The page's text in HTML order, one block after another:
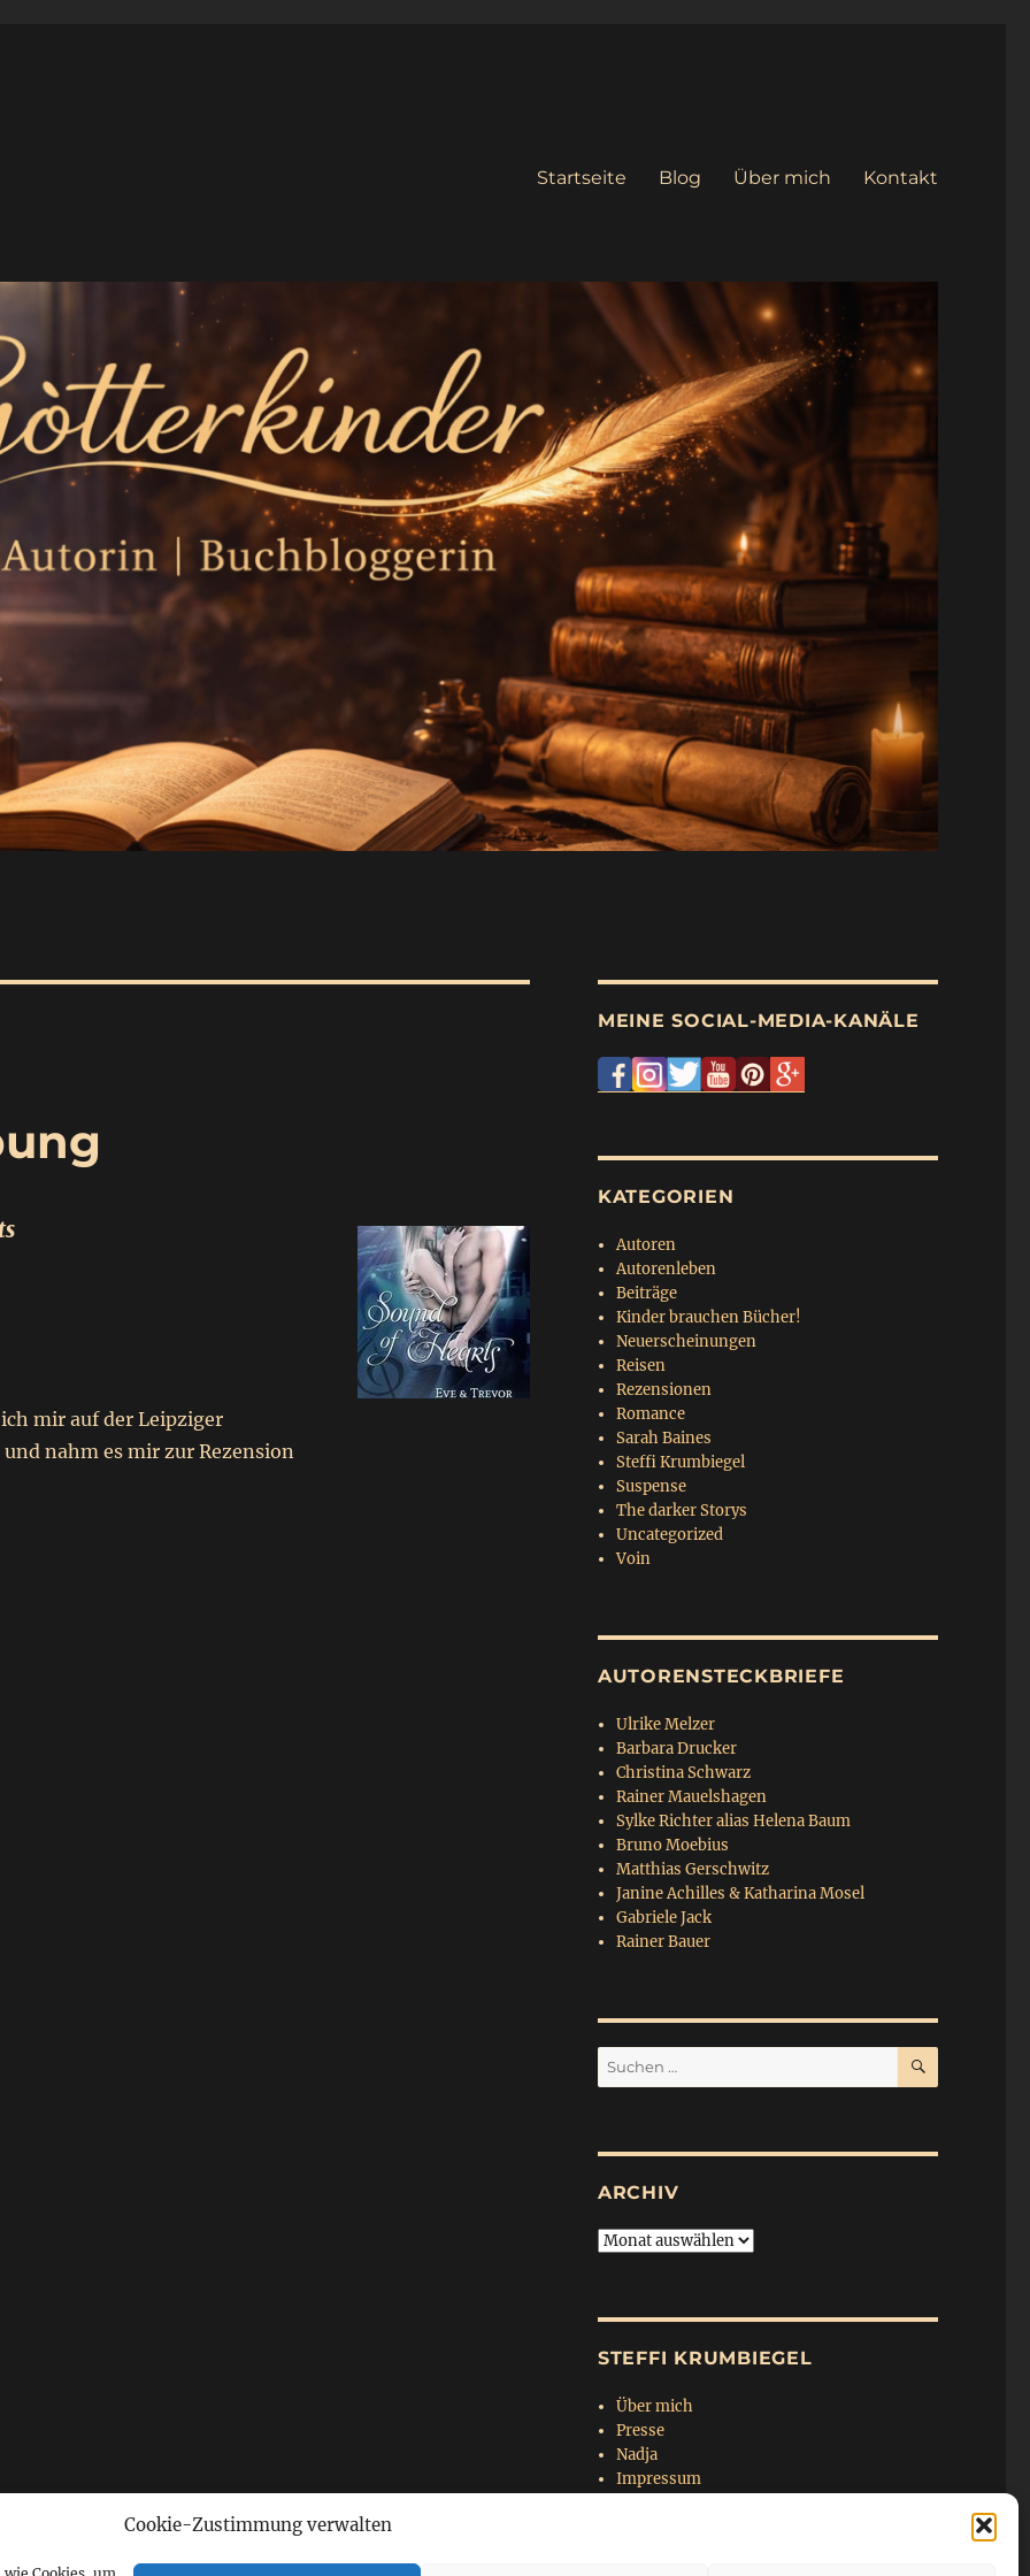
Cookie-Zustimmung verwalten
Startseite Blog Über mich Kontakt
mir auf der Leipziger
und nahm es mir zur Rezension
MEINE SOCIAL-MEDIA-KANÄLE
KATEGORIEN
Autoren
Autorenleben
Beiträge
Kinder brauchen Bücher!
Neuerscheinungen
Reisen
Rezensionen
Romance
Sarah Baines
Steffi Krumbiegel
Suspense
The darker Storys
Uncategorized
Voin
AUTORENSTECKBRIEFE
Ulrike Melzer
Barbara Drucker
Christina Schwarz
Rainer Mauelshagen
Sylke Richter alias Helena Baum
Bruno Moebius
Matthias Gerschwitz
Janine Achilles & Katharina Mosel
Gabriele Jack
Rainer Bauer
Suchen
nach:
SUCHEN
ARCHIV
Archiv
STEFFI KRUMBIEGEL
Über mich
Presse
Nadja
Impressum